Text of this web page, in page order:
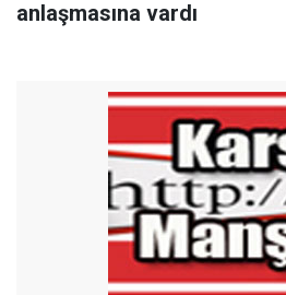
anlaşmasına vardı